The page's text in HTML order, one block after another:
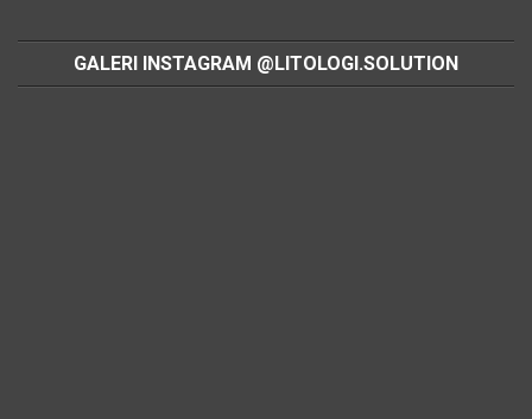
GALERI INSTAGRAM @LITOLOGI.SOLUTION